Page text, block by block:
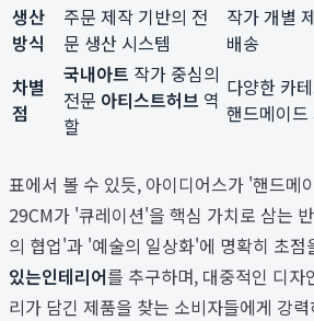
생산
방식
주문 제작 기반의 전
문 생산 시스템
작가 개별
배송
차별
점
국내아트 작가 중심의
전문 아티스트허브 역
할
다양한 카
핸드메이드
표에서 볼 수 있듯, 아이디어스가 '핸드메
29CM가 '큐레이션'을 핵심 가치로 삼는
의 협업'과 '예술의 일상화'에 명확히 초점
있는인테리어를 추구하며, 대중적인 디자
리가 담긴 제품을 찾는 소비자들에게 강